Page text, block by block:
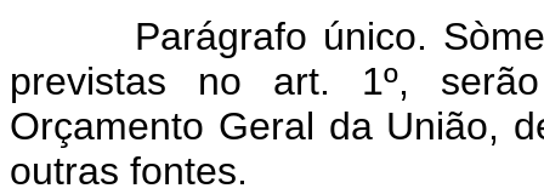
Parágrafo único.
previstas no art. 1º,
Orçamento Geral da União,
outras fontes.